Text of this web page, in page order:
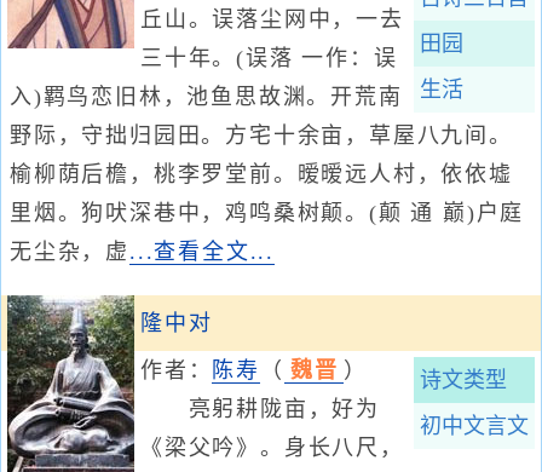
田园
生活
丘山。误落尘网中，一去
三十年。(误落 一作：误
入)羁鸟恋旧林，池鱼思故渊。开荒南
野际，守拙归园田。方宅十余亩，草屋八九间。
榆柳荫后檐，桃李罗堂前。暧暧远人村，依依墟
里烟。狗吠深巷中，鸡鸣桑树颠。(颠 通 巅)户庭
无尘杂，虚 ...查看全文...
隆中对
诗文类型
初中文言文
作者： 陈寿 （ 魏晋 ）
亮躬耕陇亩，好为
《梁父吟》。身长八尺，